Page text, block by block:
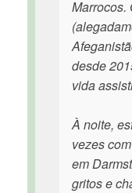
Marrocos.
desde
vida
À noite,
vezes
em
gritos e